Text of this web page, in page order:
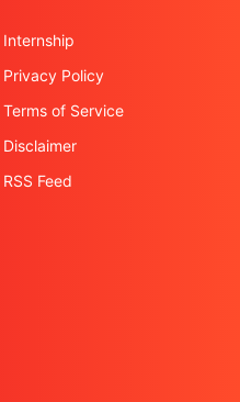
Internship
Privacy Policy
Terms of Service
Disclaimer
RSS Feed